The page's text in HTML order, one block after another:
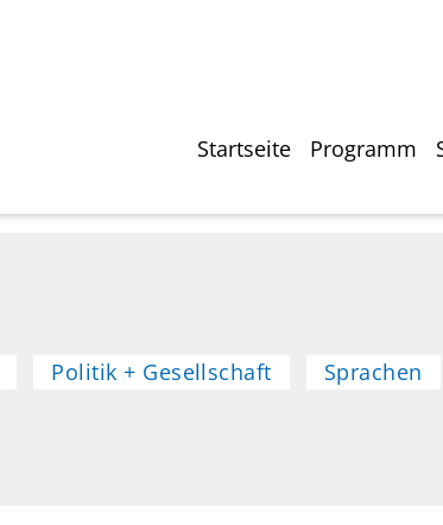
Startseite Programm
Politik + Gesellschaft Sprachen